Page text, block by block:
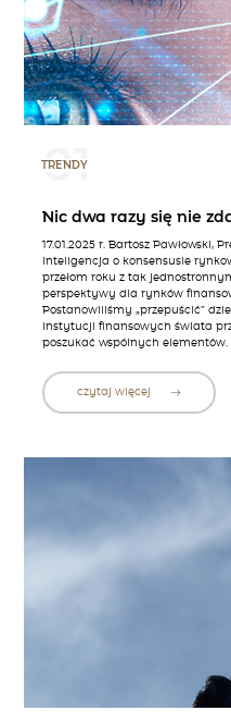
01
TRENDY
Nic dwa razy się nie
17.01.2025 r. Bartosz Pawłowski,
inteligencja o konsensusie
przełom roku z tak
perspektywy dla rynków
Postanowiliśmy „przepuścić”
instytucji finansowych świata
poszukać wspólnych elementów.
czytaj więcej